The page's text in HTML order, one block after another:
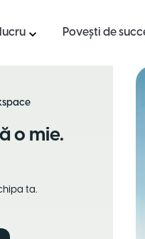
Povești de
o mie.
ta.